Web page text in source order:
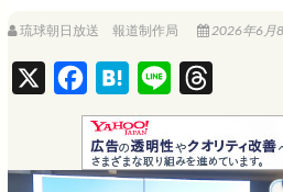
琉球朝日放送 報道制作局 2026年6月
a
c
e
H
a
t
e
i
n
e
h
r
e